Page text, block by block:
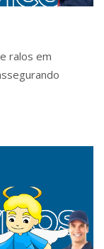
ralos em